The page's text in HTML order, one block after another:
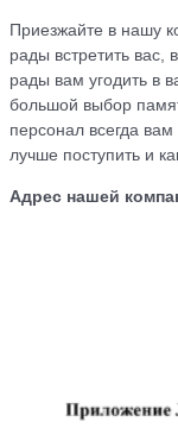
Приезжайте в нашу
рады встретить
рады вам угодить в
большой выбор
персонал всегда вам
лучше поступить и
Адрес нашей